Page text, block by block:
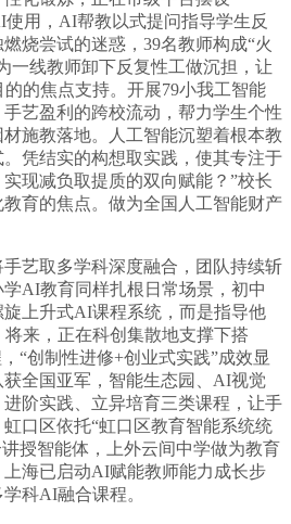
使用，AI帮教以式提问指导学生反
烧尝试的迷惑，39名教师构成“火
一线教师卸下反复性工做沉担，让
的焦点支持。开展79小我工智能
艺盈利的跨校流动，帮力学生个性
施教落地。人工智能沉塑着根本教
凭结实的构想取实践，使其专注于
现减负取提质的双向赋能？”校长
育的焦点。做为全国人工智能财产
取多学科深度融合，团队持续斩
AI教育同样扎根日常场景，初中
上升式AI课程系统，而是指导他
来，正在科创集散地支撑下搭
“创制性进修+创业式实践”成效显
全国亚军，智能生态园、AI视觉
阶实践、立异培育三类课程，让手
口区依托“虹口区教育智能系统统
讲授智能体，上外云间中学做为教育
海已启动AI赋能教师能力成长步
科AI融合课程。